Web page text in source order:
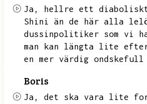
Ja, hellre ett
Shini än de här alla
dussinpolitiker som vi
man kan längta lite efter
en mer värdig
Boris
Ja, det ska vara lite